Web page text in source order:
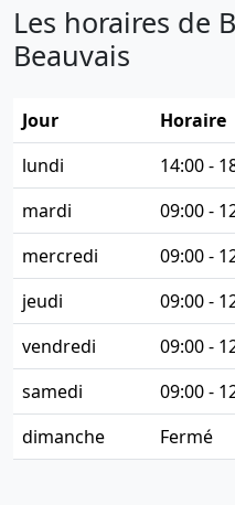
Les horaires de
Beauvais
Jour
Horaire
lundi
14:00 -
mardi
09:00 -
mercredi
09:00 -
jeudi
09:00 -
vendredi
09:00 -
samedi
09:00 -
dimanche
Fermé